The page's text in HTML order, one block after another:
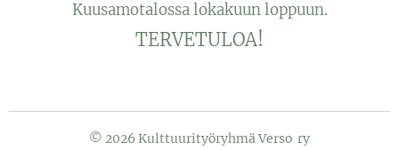
Kuusamotalossa lokakuun loppuun.
TERVETULOA!
© 2026 Kulttuurityöryhmä Verso ry